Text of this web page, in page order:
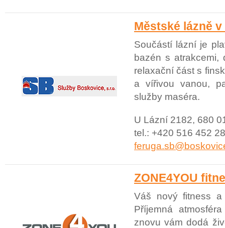
Městské lázně
Součástí lázní je
bazén s atrakcemi,
relaxační část s
a vířivou vanou,
služby maséra.
U Lázní 2182, 680
tel.: +420 516 452
ZONE4YOU
Váš nový fitness
Příjemná
znovu vám dodá